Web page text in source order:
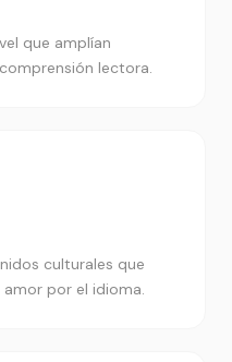
que amplían
lectora.
culturales que
por el idioma.